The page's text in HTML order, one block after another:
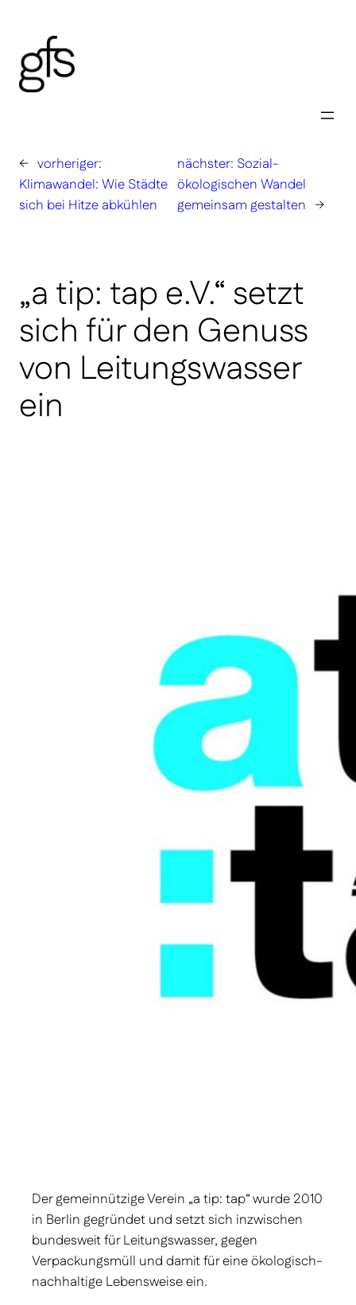
springen
← vorheriger:
Klimawandel: Wie Städte
sich bei Hitze abkühlen
nächster: Sozial-
ökologischen Wandel
gemeinsam gestalten →
„a tip: tap e.V.“ setzt
sich für den Genuss
von Leitungswasser
ein
Der gemeinnützige Verein „a tip: tap“ wurde 2010
in Berlin gegründet und setzt sich inzwischen
bundesweit für Leitungs­wasser, gegen
Verpackungs­müll und damit für eine ökologisch-
nachhaltige Lebens­weise ein.